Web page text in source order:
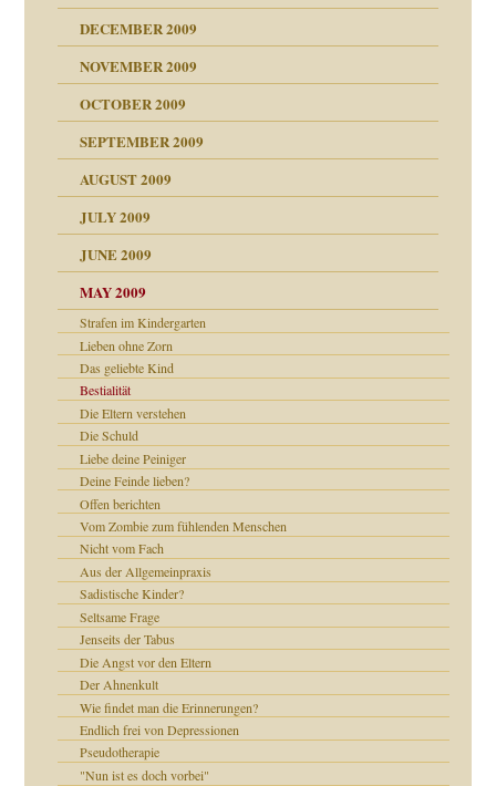
DECEMBER 2009
NOVEMBER 2009
OCTOBER 2009
SEPTEMBER 2009
AUGUST 2009
JULY 2009
JUNE 2009
MAY 2009
Strafen im Kindergarten
Lieben ohne Zorn
Das geliebte Kind
Bestialität
Die Eltern verstehen
Die Schuld
Liebe deine Peiniger
Deine Feinde lieben?
Offen berichten
Vom Zombie zum fühlenden Menschen
Nicht vom Fach
Aus der Allgemeinpraxis
Sadistische Kinder?
Seltsame Frage
Jenseits der Tabus
Die Angst vor den Eltern
Der Ahnenkult
Wie findet man die Erinnerungen?
Endlich frei von Depressionen
Pseudotherapie
"Nun ist es doch vorbei"